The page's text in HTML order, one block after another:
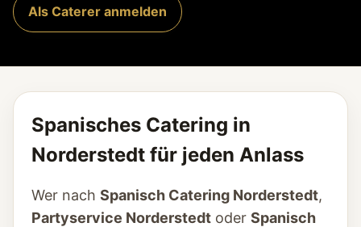
Als Caterer anmelden
Spanisches Catering in
Norderstedt für jeden Anlass
Wer nach Spanisch Catering Norderstedt,
Partyservice Norderstedt oder Spanisch